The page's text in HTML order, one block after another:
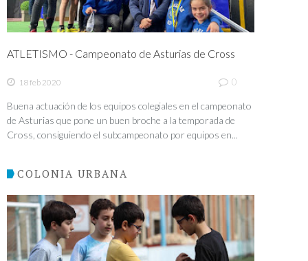
ATLETISMO - Campeonato de Asturias de Cross
18 feb 2020 0
Buena actuación de los equipos colegiales en el campeonato
de Asturias que pone un buen broche a la temporada de
Cross, consiguiendo el subcampeonato por equipos en...
COLONIA URBANA